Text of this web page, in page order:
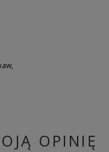
OPINIĘ